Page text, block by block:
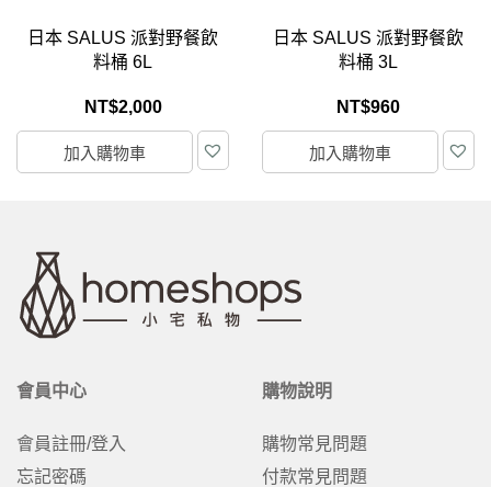
日本 SALUS 派對野餐飲
料桶 6L
NT$2,000
加入購物車
日本 SALUS 派對野餐飲
料桶 3L
NT$960
加入購物車
會員中心
會員註冊/登入
忘記密碼
購物說明
購物常見問題
付款常見問題